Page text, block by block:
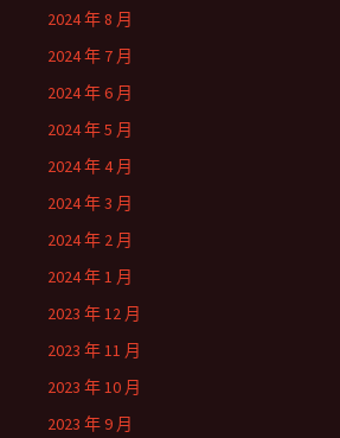
2024 年 8 月
2024 年 7 月
2024 年 6 月
2024 年 5 月
2024 年 4 月
2024 年 3 月
2024 年 2 月
2024 年 1 月
2023 年 12 月
2023 年 11 月
2023 年 10 月
2023 年 9 月